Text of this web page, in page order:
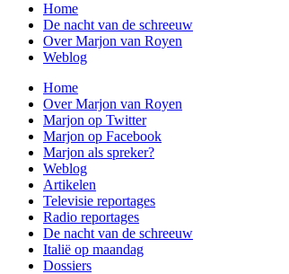
Home
De nacht van de schreeuw
Over Marjon van Royen
Weblog
Home
Over Marjon van Royen
Marjon op Twitter
Marjon op Facebook
Marjon als spreker?
Weblog
Artikelen
Televisie reportages
Radio reportages
De nacht van de schreeuw
Italië op maandag
Dossiers